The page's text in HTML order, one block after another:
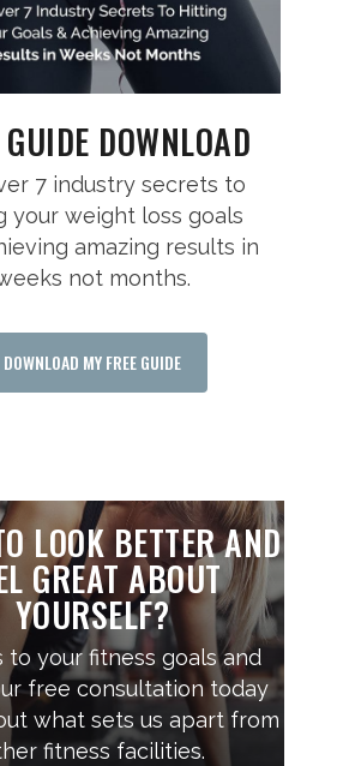
GUIDE DOWNLOAD
7 industry secrets to
your weight loss goals
amazing results in
not months.
DOWNLOAD MY FREE GUIDE
LOOK BETTER AND
GREAT ABOUT
YOURSELF?
to your fitness goals and
free consultation today
what sets us apart from
fitness facilities.